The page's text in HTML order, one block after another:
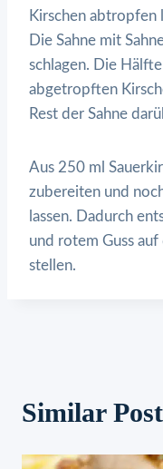
Kirschen abtropfen
Die Sahne mit
schlagen. Die
abgetropften
Rest der Sahne
Aus 250 ml
zubereiten und
lassen. Dadurch
und rotem Guss
stellen.
Similar